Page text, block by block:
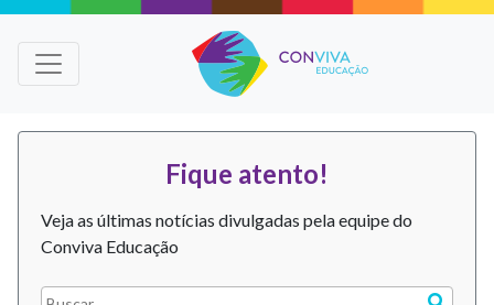
Fique atento!
Veja as últimas notícias divulgadas pela equipe do
Conviva Educação